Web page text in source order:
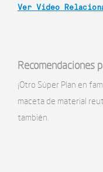
Ver Video
Recomendaciones
¡Otro Súper Plan en
maceta de material
también.